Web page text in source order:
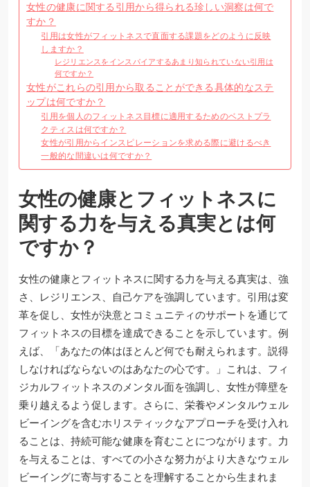
女性の健康に関する引用から得られる珍しい洞察は何で
すか？
引用は女性がフィットネスで直面する課題をどのように反映
しますか？
レジリエンスをインスパイアするあまり知られていない引用は
何ですか？
女性がこれらの引用から取ることができる具体的なステ
ップは何ですか？
引用を個人のフィットネス目標に適用するためのベストプラ
クティスは何ですか？
女性が引用からインスピレーションを求める際に避けるべき
一般的な間違いは何ですか？
女性の健康とフィットネスに
関する力を与える真実とは何
ですか？
女性の健康とフィットネスに関する力を与える真実は、強
さ、レジリエンス、自己ケアを強調しています。引用は変
革を促し、女性が決意とコミュニティのサポートを通じて
フィットネスの目標を達成できることを示しています。例
えば、「あなたの体はほとんど何でも耐えられます。説得
しなければならないのはあなたの心です。」これは、フィ
ジカルフィットネスのメンタル面を強調し、女性が障壁を
乗り越えるよう促します。さらに、栄養やメンタルウェル
ビーイングを含むホリスティックなアプローチを受け入れ
ることは、持続可能な健康を育むことにつながります。力
を与えることは、すべての小さな努力がより大きなウェル
ビーイングに寄与することを理解することから生まれま